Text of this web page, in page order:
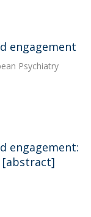
engagement
Psychiatry
engagement:
[abstract]